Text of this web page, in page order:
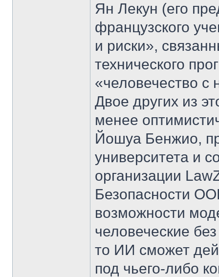
Ян Лекун (его
французского
и риски»,
технического
«человечество с
Двое других из
менее
Йошуа Бенжио,
университета и
организации
Безопасности
возможности
человеческие
то ИИ сможет
под чьего-либо